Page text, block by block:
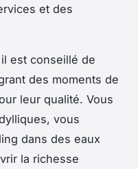
et des
est conseillé de
des moments de
leur qualité. Vous
vous
dans des eaux
la richesse